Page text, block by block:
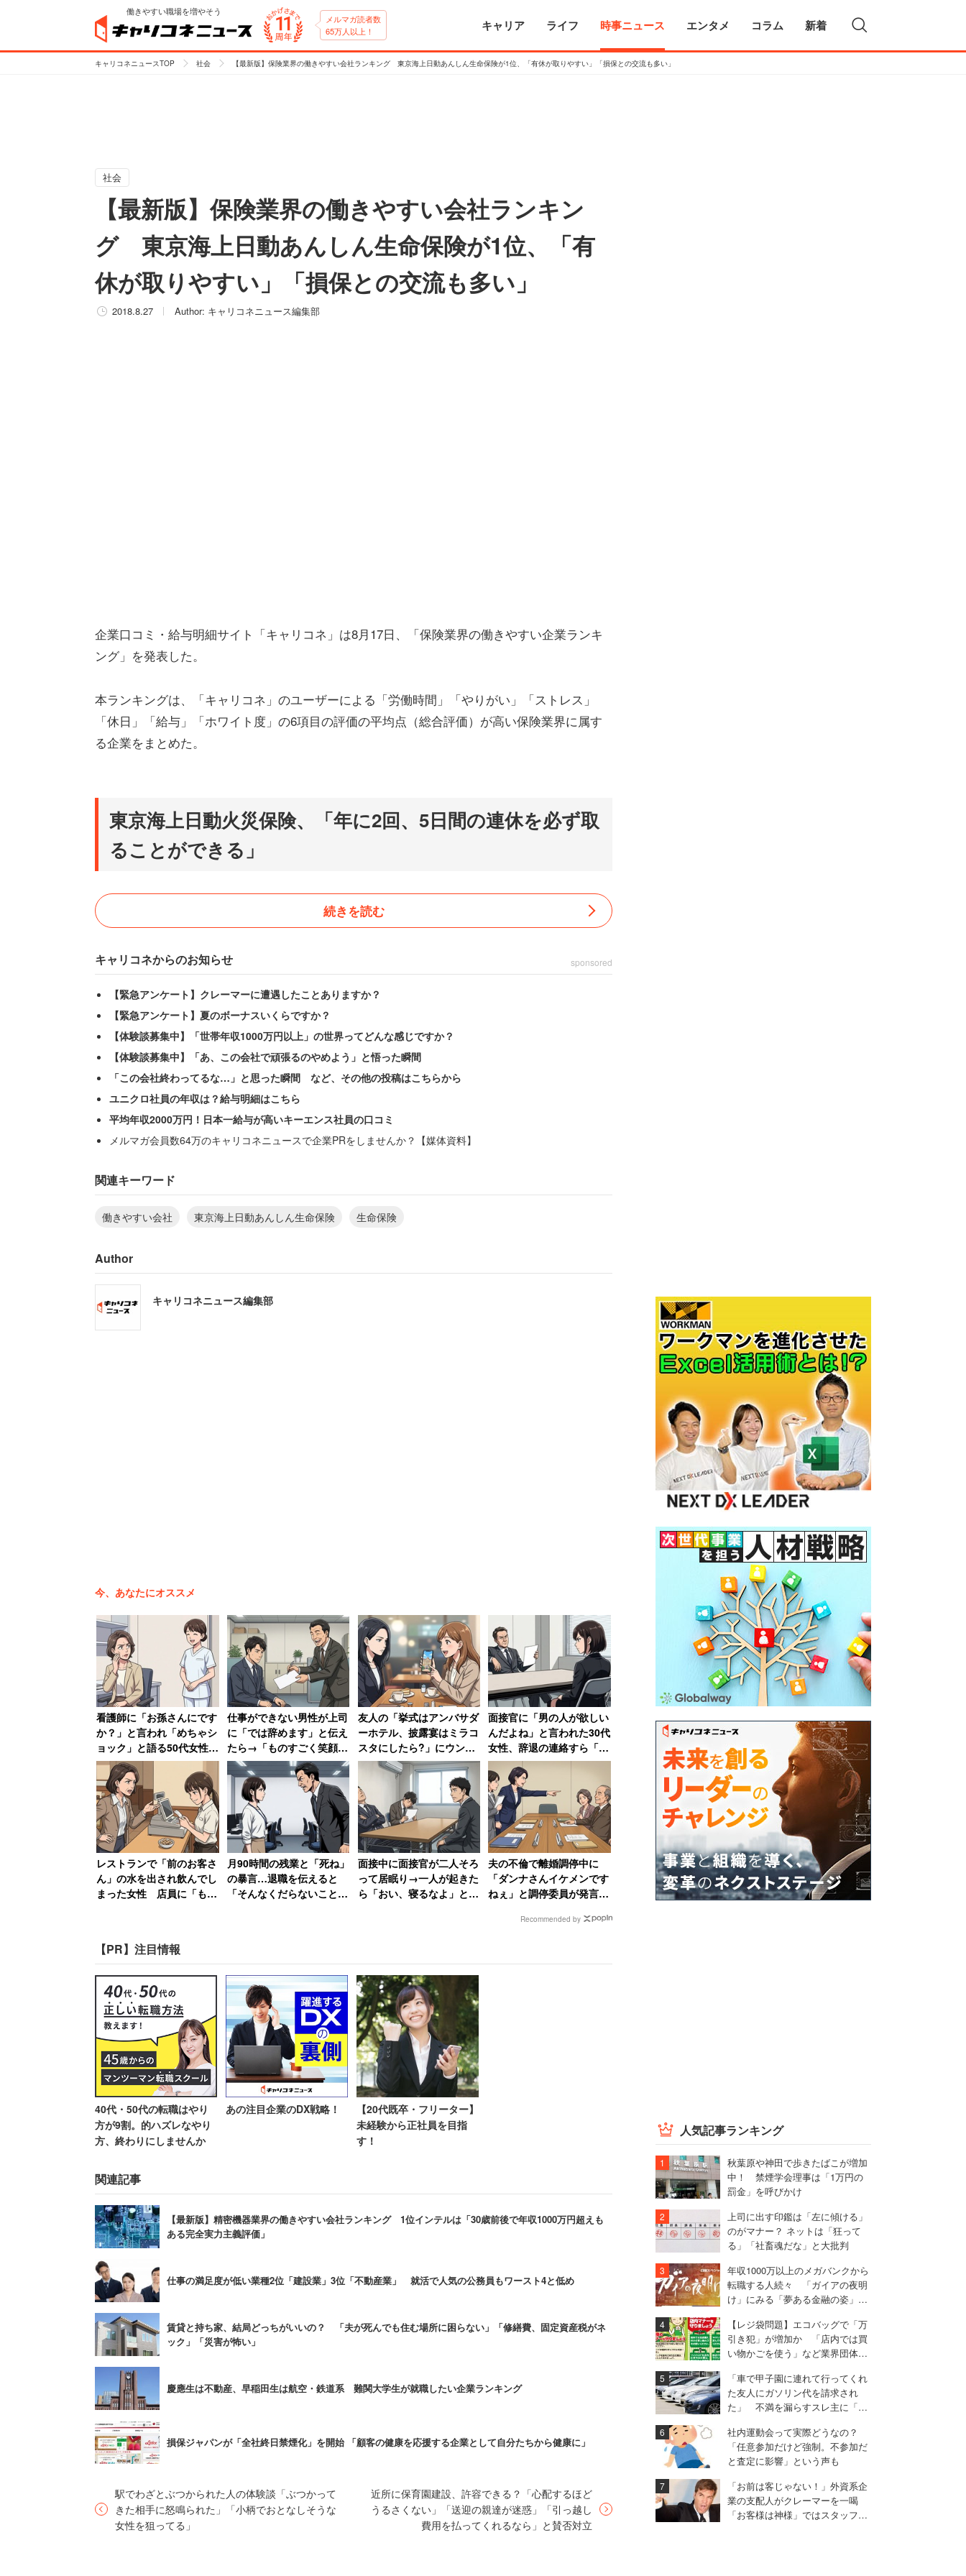
働きやすい職場を増やそう
メルマガ読者数
65万人以上！
キャリア ライフ 時事ニュース エンタメ コラム 新着
キャリコネニュースTOP 社会 【最新版】保険業界の働きやすい会社ランキング 東京海上日動あんしん生命保険が1位、「有休が取りやすい」「損保との交流も多い」
社会
【最新版】保険業界の働きやすい会社ランキン
グ 東京海上日動あんしん生命保険が1位、「有
休が取りやすい」「損保との交流も多い」
2018.8.27 Author: キャリコネニュース編集部
企業口コミ・給与明細サイト「キャリコネ」は8月17日、「保険業界の働きやすい企業ランキ
ング」を発表した。
本ランキングは、「キャリコネ」のユーザーによる「労働時間」「やりがい」「ストレス」
「休日」「給与」「ホワイト度」の6項目の評価の平均点（総合評価）が高い保険業界に属す
る企業をまとめた。
東京海上日動火災保険、「年に2回、5日間の連休を必ず取
ることができる」
1位：東京海上日動あんしん生命保険（3.55）
～急成長を遂げる東京海上グループの生保会社～
生損保相互参入が可能となった1996年に誕生。子育て支援への取り組みが認められ、「くるみ
ん」認定を受けている。「東京海上日動」とともに、週に1回17時30分に終業する取り組み
や、年に4回、1か月間毎日20時に完全消灯する取り組みなどを実施。ITを活用した業務の削
減・効率化にも注力している。グループ全体で制度を充実させており、勤務時間自由選択制度
や多彩な休暇制度も用意している。
「業界大手の東京海上グループということもあり、あんしん生命は生命保険会社
の規模としては小さいですが、東京海上日動社（損保）とほぼ同じ福利厚生が受
けられます。また、総合職は東京海上日動からの出向者が多く、損保のイベント
（スポーツ大会など）にも参加できるので、損保との交流も多いです」
（総務 20代後半 女性 年収400万円）
「有給が取りやすいです！有給取得の半年分のカレンダーが毎月回覧板で廻って
きて、計画的に休みが取れます。休んでも、嫌な顔はされません。上司も同僚も
休みますし、休まなきゃならない雰囲気です。メリハリのあるいい会社です」
2位：東京海上日動火災保険（3.49）
～日本初の保険会社。38の国・地域でグローバルに事業展開～
2位は同じく東京海上グループで、130年以上に渡って保険業界をけん引してきた「東京海上日
動火災保険」。JOBリクエスト制度を導入しており、配偶者の転勤時に勤務エリアの変更希望
を出すことや、転勤がない職種の社員がキャリアアップのために異動希望を出すことができ
る。「ママパパ☆キャリアアップ応援制度」と題した法定以上の出産・子育て支援策も用意し
ている。
「妊娠出産に関する制度が充実しているため、退職することなく正社員として働
くことができます。特に最近は妊娠しても仕事を続ける女性がほとんどではない
も取りやすいです。2人、3人と出産されている方も少なくありません」
（営業事務・管理事務 30代後半 女性 年収550万円）
続きを読む
キャリコネからのお知らせ sponsored
【緊急アンケート】クレーマーに遭遇したことありますか？
【緊急アンケート】夏のボーナスいくらですか？
【体験談募集中】「世帯年収1000万円以上」の世界ってどんな感じですか？
【体験談募集中】「あ、この会社で頑張るのやめよう」と悟った瞬間
「この会社終わってるな…」と思った瞬間 など、その他の投稿はこちらから
ユニクロ社員の年収は？給与明細はこちら
平均年収2000万円！日本一給与が高いキーエンス社員の口コミ
メルマガ会員数64万のキャリコネニュースで企業PRをしませんか？【媒体資料】
関連キーワード
働きやすい会社 東京海上日動あんしん生命保険 生命保険
Author
キャリコネニュース編集部
今、あなたにオススメ
看護師に「お孫さんにです
か？」と言われ「めちゃシ
ョック」と語る50代女性
バツイチ独身・子なしなの
に「私おばあちゃんに見え
たの？」
仕事ができない男性が上司
に「では辞めます」と伝え
たら→「ものすごく笑顔に
なって、その場で退職届を
書かされました」
友人の「挙式はアンバサダ
ーホテル、披露宴はミラコ
スタにしたら?」にウンザ
リ→ミラコスタで挙式も
「呼んでません」と絶縁し
た女性
面接官に「男の人が欲しい
んだよね」と言われた30代
女性、辞退の連絡すら「電
話するお金と時間ももった
いなかった」
レストランで「前のお客さ
ん」の水を出され飲んでし
まった女性 店員に「もう
月90時間の残業と「死ね」
の暴言…退職を伝えると
「そんなくだらないことで
面接中に面接官が二人そろ
って居眠り→一人が起きた
ら「おい、寝るなよ」とも
夫の不倫で離婚調停中に
「ダンナさんイケメンです
ねぇ」と調停委員が発言
すぎる一言Recommended by
【PR】注目情報
40代・50代の転職はやり
方が9割。的ハズレなやり
方、終わりにしませんか
あの注目企業のDX戦略！
【20代既卒・フリーター】
未経験から正社員を目指
す！
関連記事
【最新版】精密機器業界の働きやすい会社ランキング 1位インテルは「30歳前後で年収1000万円超えも
ある完全実力主義評価」
仕事の満足度が低い業種2位「建設業」3位「不動産業」 就活で人気の公務員もワースト4と低め
賃貸と持ち家、結局どっちがいいの？ 「夫が死んでも住む場所に困らない」「修繕費、固定資産税がネ
ック」「災害が怖い」
慶應生は不動産、早稲田生は航空・鉄道系 難関大学生が就職したい企業ランキング
損保ジャパンが「全社終日禁煙化」を開始 「顧客の健康を応援する企業として自分たちから健康に」
駅でわざとぶつかられた人の体験談「ぶつかって
きた相手に怒鳴られた」「小柄でおとなしそうな
女性を狙ってる」
近所に保育園建設、許容できる？「心配するほど
うるさくない」「送迎の親達が迷惑」「引っ越し
費用を払ってくれるなら」と賛否対立
人気記事ランキング
秋葉原や神田で歩きたばこが増加
中！ 禁煙学会理事は「1万円の
罰金」を呼びかけ
上司に出す印鑑は「左に傾ける」
のがマナー？ ネットは「狂って
る」「社畜魂だな」と大批判
年収1000万以上のメガバンクから
転職する人続々 「ガイアの夜明
け」にみる「夢ある金融の姿」と
【レジ袋問題】エコバッグで「万
引き犯」が増加か 「店内では買
い物かごを使う」など業界団体が
「車で甲子園に連れて行ってくれ
た友人にガソリン代を請求され
た」 不満を漏らすスレ主に「言
社内運動会って実際どうなの？
「任意参加だけど強制。不参加だ
と査定に影響」という声も
「お前は客じゃない！」外資系企
業の支配人がクレーマーを一喝
「お客様は神様」ではスタッフを